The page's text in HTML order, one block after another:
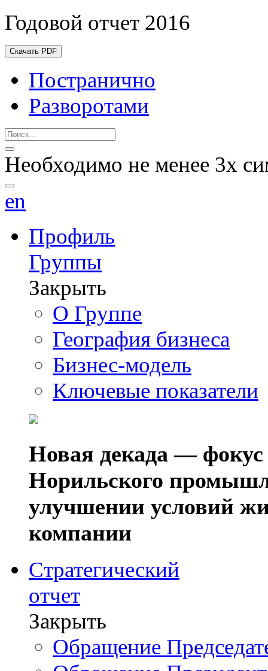
Годовой отчет 2016
Скачать PDF
Постранично
Разворотами
Необходимо не менее 3х
en
Профиль
Группы
Закрыть
О Группе
География бизнеса
Бизнес-модель
Ключевые показатели
Новая декада — фокус
Норильского
улучшении условий
компании
Стратегический
отчет
Закрыть
Обращение